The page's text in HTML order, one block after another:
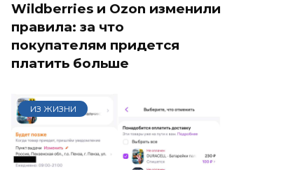
Wildberries и Ozon изменили
правила: за что
покупателям придется
платить больше
ИЗ ЖИЗНИ